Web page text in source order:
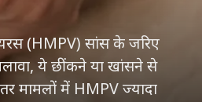
(HMPV) सांस के जरिए
ये छींकने या खांसने से
मामलों में HMPV ज्यादा